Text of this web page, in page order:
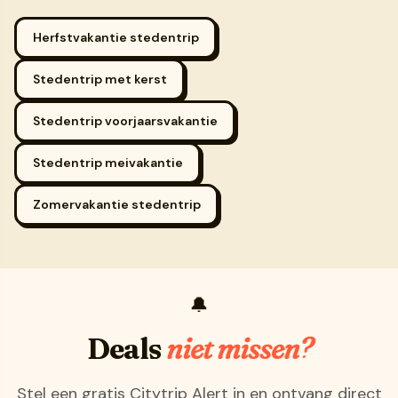
Herfstvakantie stedentrip
Stedentrip met kerst
Stedentrip voorjaarsvakantie
Stedentrip meivakantie
Zomervakantie stedentrip
🔔
Dealsniet missen?
Stel een gratis Citytrip Alert in en ontvang direct